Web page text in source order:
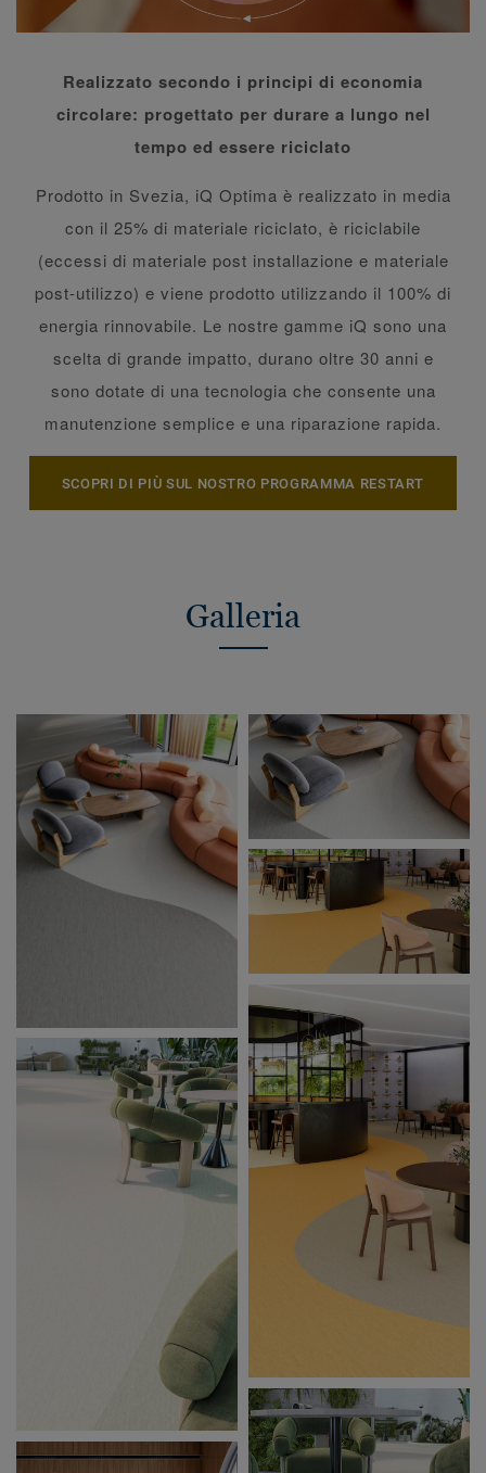
Realizzato secondo i principi di economia
circolare: progettato per durare a lungo nel
tempo ed essere riciclato
Prodotto in Svezia, iQ Optima è realizzato in media
con il 25% di materiale riciclato, è riciclabile
(eccessi di materiale post installazione e materiale
post-utilizzo) e viene prodotto utilizzando il 100% di
energia rinnovabile. Le nostre gamme iQ sono una
scelta di grande impatto, durano oltre 30 anni e
sono dotate di una tecnologia che consente una
manutenzione semplice e una riparazione rapida.
SCOPRI DI PIÙ SUL NOSTRO PROGRAMMA RESTART
Galleria